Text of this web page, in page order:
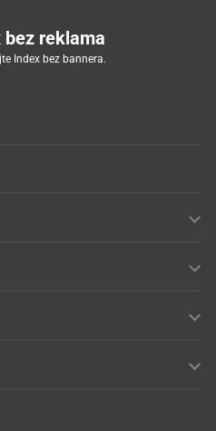
bez reklama
Index bez bannera.